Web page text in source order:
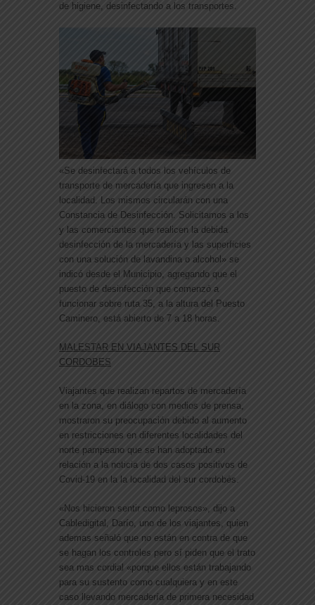
de higiene, desinfectando a los transportes.
«Se desinfectará a todos los vehículos de
transporte de mercadería que ingresen a la
localidad. Los mismos circularán con una
Constancia de Desinfección. Solicitamos a los
y las comerciantes que realicen la debida
desinfección de la mercadería y las superficies
con una solución de lavandina o alcohol» se
indicó desde el Municipio, agregando que el
puesto de desinfección que comenzó a
funcionar sobre ruta 35, a la altura del Puesto
Caminero, está abierto de 7 a 18 horas.
MALESTAR EN VIAJANTES DEL SUR
CORDOBES
Viajantes que realizan repartos de mercadería
en la zona, en diálogo con medios de prensa,
mostraron su preocupación debido al aumento
en restricciones en diferentes localidades del
norte pampeano que se han adoptado en
relación a la noticia de dos casos positivos de
Covid-19 en la la localidad del sur cordobés.
«Nos hicieron sentir como leprosos», dijo a
Cabledigital, Darío, uno de los viajantes, quien
ademas señaló que no están en contra de que
se hagan los controles pero sí piden que el trato
sea mas cordial «porque ellos están trabajando
para su sustento como cualquiera y en este
caso llevando mercadería de primera necesidad